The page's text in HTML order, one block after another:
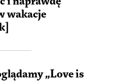
wakacje
„Love is